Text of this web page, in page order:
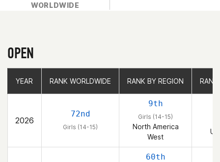
WORLDWIDE
OPEN
YEAR RANK WORLDWIDE RANK BY REGION
2026
72nd
Girls (14-15)
9th
Girls (14-15)
North America
West
60th
YEAR RANK WORLDWIDE RANK BY REGION